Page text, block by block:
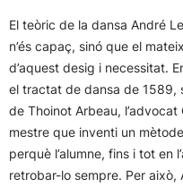
El teòric de la dansa André
n’és capaç, sinó que el
d’aquest desig i necessitat.
el tractat de dansa de 1589,
de Thoinot Arbeau,
mestre que inventi un
perquè l’alumne, fins i tot en
retrobar-lo sempre. Per això,